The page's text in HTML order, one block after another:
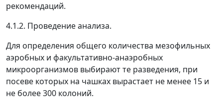
рекомендаций.
4.1.2. Проведение анализа.
Для определения общего количества мезофильных
аэробных и факультативно-анаэробных
микроорганизмов выбирают те разведения, при
посеве которых на чашках вырастает не менее 15 и
не более 300 колоний.